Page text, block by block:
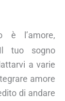
è l’amore,
Il tuo sogno
a varie
amore
di andare